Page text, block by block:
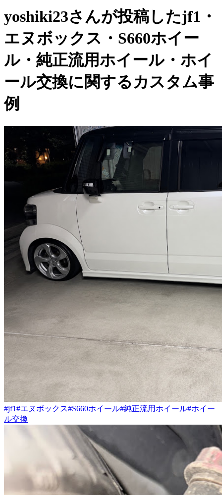
yoshiki23さんが投稿したjf1・
エヌボックス・S660ホイー
ル・純正流用ホイール・ホイ
ール交換に関するカスタム事
例
#jf1#エヌボックス#S660ホイール#純正流用ホイール#ホイー
ル交換